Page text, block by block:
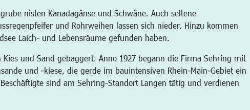
nisten Kanadagänse und Schwäne. Auch seltene
und Rohrweihen lassen sich nieder. Hinzu kommen
Laich- und Lebensräume gefunden haben.
Kies und Sand gebaggert. Anno 1927 begann die Firma Sehring mit
und -kiese, die gerde im bauintensiven Rhein-Main-Gebiet ein
sind am Sehring-Standort Langen tätig und verdienen